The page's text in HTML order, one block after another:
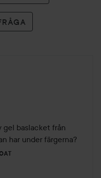
gel baslacket från
har under färgerna?